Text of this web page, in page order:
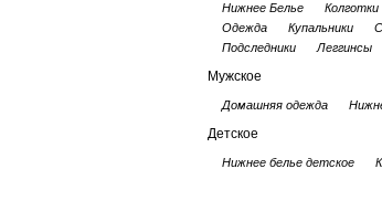
Нижнее Белье Колготки
Одежда
Купальники
Подследники
Леггинсы
Мужское
Домашняя одежда
Детское
Нижнее белье детское